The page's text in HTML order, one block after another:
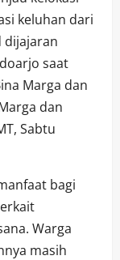
keluhan dari
dijajaran
saat
Marga dan
dan
Sabtu
bagi
Warga
masih